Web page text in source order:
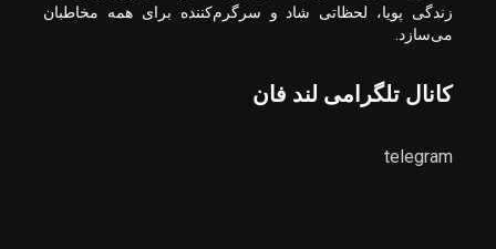
پزشکیان: آذربایجان سنگر
استقرار تیم مشترک
زندگی پویا، لحظاتی شاد و سرگرم‌کننده برای همه مخاطبان
می‌سازد.
کانال تلگرامی لند فان
telegram